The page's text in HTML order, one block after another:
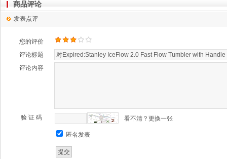
商品评论
发表点评
您的评价
评论标题
评论内容
验 证 码 看不清？更换一张
匿名发表